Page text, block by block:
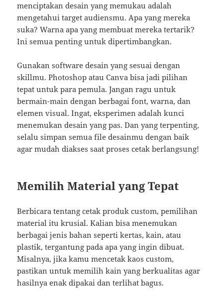
menciptakan desain yang memukau adalah
mengetahui target audiensmu. Apa yang mereka
suka? Warna apa yang membuat mereka tertarik?
Ini semua penting untuk dipertimbangkan.
Gunakan software desain yang sesuai dengan
skillmu. Photoshop atau Canva bisa jadi pilihan
tepat untuk para pemula. Jangan ragu untuk
bermain-main dengan berbagai font, warna, dan
elemen visual. Ingat, eksperimen adalah kunci
menemukan desain yang pas. Dan yang terpenting,
selalu simpan semua file desainmu dengan baik
agar mudah diakses saat proses cetak berlangsung!
Memilih Material yang Tepat
Berbicara tentang cetak produk custom, pemilihan
material itu krusial. Kalian bisa menemukan
berbagai jenis bahan seperti kertas, kain, atau
plastik, tergantung pada apa yang ingin dibuat.
Misalnya, jika kamu mencetak kaos custom,
pastikan untuk memilih kain yang berkualitas agar
hasilnya enak dipakai dan terlihat bagus.